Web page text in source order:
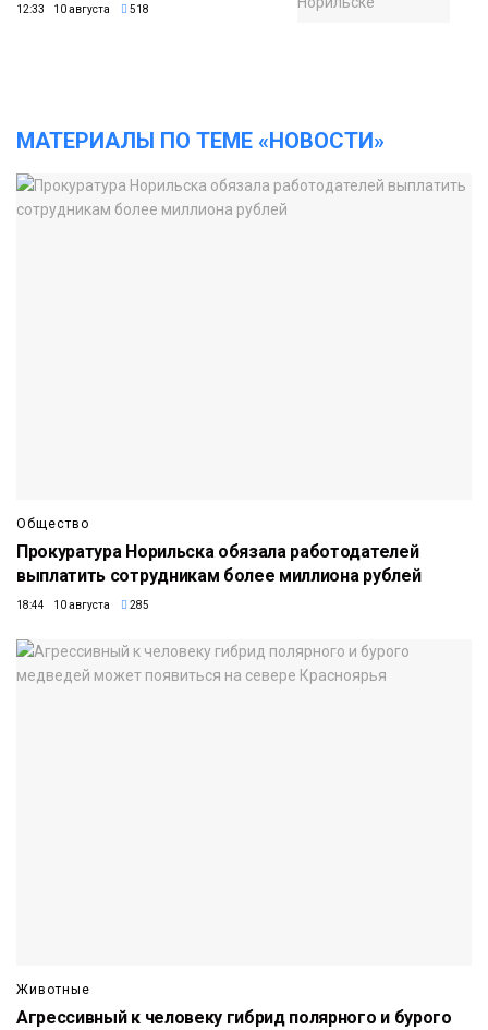
12:33 10 августа 518
МАТЕРИАЛЫ ПО ТЕМЕ «НОВОСТИ»
Общество
Прокуратура Норильска обязала работодателей
выплатить сотрудникам более миллиона рублей
18:44 10 августа 285
Животные
Агрессивный к человеку гибрид полярного и бурого